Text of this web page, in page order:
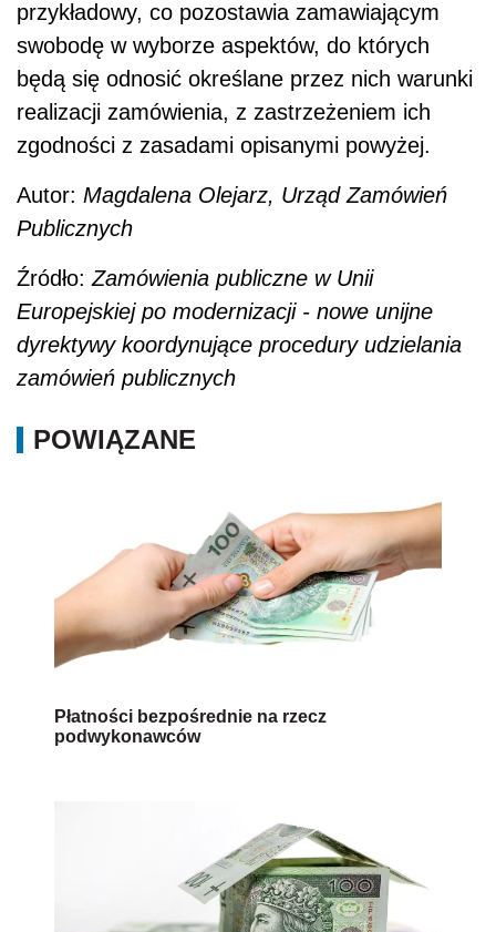
przykładowy, co pozostawia zamawiającym
swobodę w wyborze aspektów, do których
będą się odnosić określane przez nich warunki
realizacji zamówienia, z zastrzeżeniem ich
zgodności z zasadami opisanymi powyżej.
Autor: Magdalena Olejarz, Urząd Zamówień
Publicznych
Źródło: Zamówienia publiczne w Unii
Europejskiej po modernizacji - nowe unijne
dyrektywy koordynujące procedury udzielania
zamówień publicznych
POWIĄZANE
Płatności bezpośrednie na rzecz
podwykonawców